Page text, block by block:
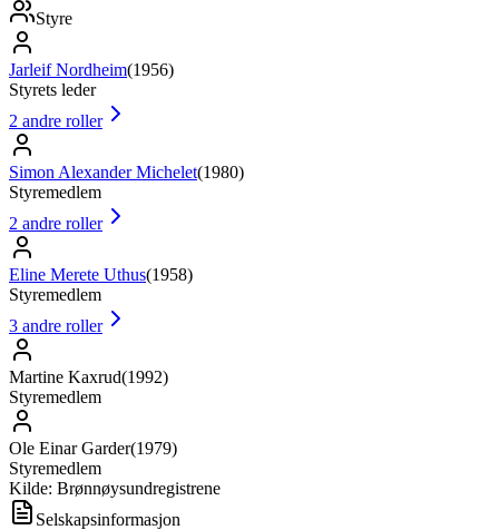
Styre
Jarleif Nordheim(1956)
Styrets leder
2 andre roller
Simon Alexander Michelet(1980)
Styremedlem
2 andre roller
Eline Merete Uthus(1958)
Styremedlem
3 andre roller
Martine Kaxrud(1992)
Styremedlem
Ole Einar Garder(1979)
Styremedlem
Kilde: Brønnøysundregistrene
Selskapsinformasjon